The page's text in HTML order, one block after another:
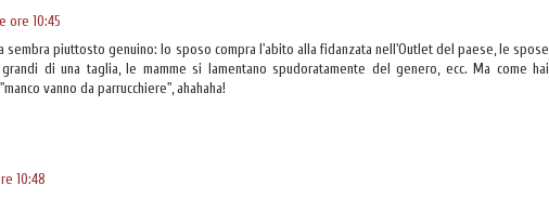
ore 10:45
sembra piuttosto genuino: lo sposo compra l'abito alla fidanzata nell'Outlet del paese, le spose
di una taglia, le mamme si lamentano spudoratamente del genero, ecc. Ma come hai
vanno da parrucchiere", ahahaha!
10:48